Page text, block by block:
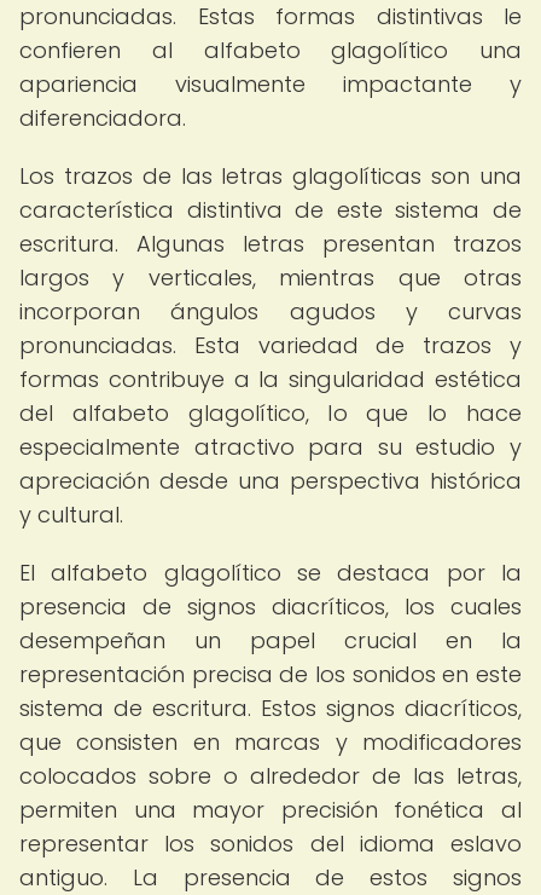
pronunciadas. Estas formas distintivas le
confieren al alfabeto glagolítico una
apariencia visualmente impactante y
diferenciadora.
Los trazos de las letras glagolíticas son una
característica distintiva de este sistema de
escritura. Algunas letras presentan trazos
largos y verticales, mientras que otras
incorporan ángulos agudos y curvas
pronunciadas. Esta variedad de trazos y
formas contribuye a la singularidad estética
del alfabeto glagolítico, lo que lo hace
especialmente atractivo para su estudio y
apreciación desde una perspectiva histórica
y cultural.
El alfabeto glagolítico se destaca por la
presencia de signos diacríticos, los cuales
desempeñan un papel crucial en la
representación precisa de los sonidos en este
sistema de escritura. Estos signos diacríticos,
que consisten en marcas y modificadores
colocados sobre o alrededor de las letras,
permiten una mayor precisión fonética al
representar los sonidos del idioma eslavo
antiguo. La presencia de estos signos